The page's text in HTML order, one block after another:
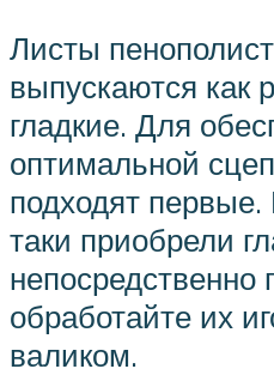
Листы
выпускаются как
гладкие. Для
оптимальной
подходят
таки приобрели
обработайте их
валиком.